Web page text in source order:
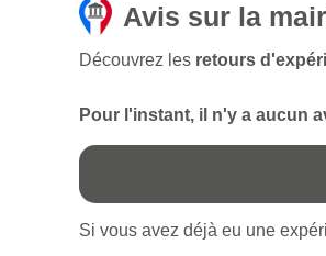
Avis sur la
Découvrez les retours
Pour l'instant, il n'y a aucun
Si vous avez déjà eu une